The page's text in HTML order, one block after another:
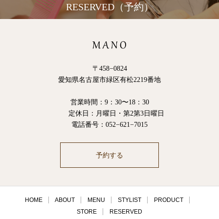
RESERVED（予約）
〒458−0824
愛知県名古屋市緑区有松2219番地
営業時間：9：30〜18：30
定休日：月曜日・第2第3日曜日
電話番号：052−621−7015
予約する
HOME ABOUT MENU STYLIST
PRODUCT
STORE
RESERVED